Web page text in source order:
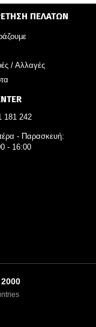
ΠΕΛΑΤΩΝ
/ Αλλαγές
181 242
- Παρασκευή:
- 16:00